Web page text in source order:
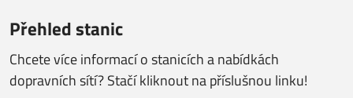
Přehled stanic
Chcete více informací o stanicích anabídkách
dopravních sítí? Stačí kliknout na příslušnou linku!